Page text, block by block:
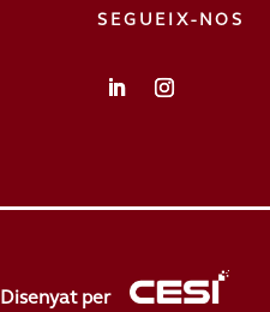
SEGUEIX-NOS
Disenyat per